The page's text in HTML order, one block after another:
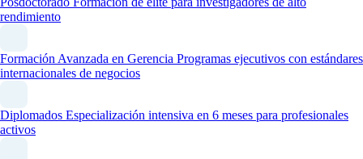
rendimiento
Formación Avanzada en Gerencia Programas ejecutivos con estándares
internacionales de negocios
Diplomados Especialización intensiva en 6 meses para profesionales
activos